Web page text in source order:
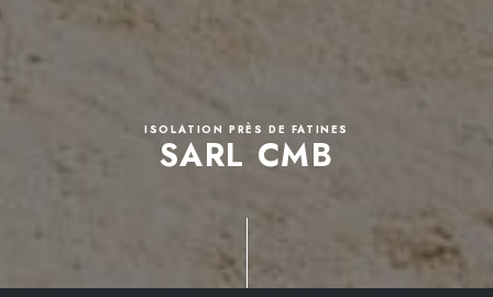
ISOLATION PRÈS DE FATINES
SARL CMB